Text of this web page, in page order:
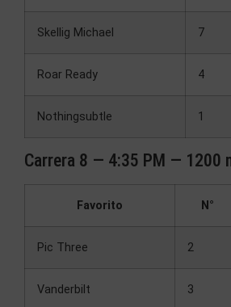
Skellig Michael 7
Roar Ready 4
Nothingsubtle 1
Carrera 8 — 4:35 PM — 1200
Favorito N°
Pic Three 2
Vanderbilt 3